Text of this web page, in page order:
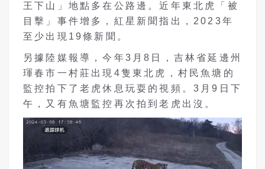
王下山」地點多在公路邊。近年東北虎「被
目擊」事件增多，紅星新聞指出，2023年
至少出現19條新聞。
另據陸媒報導，今年3月8日，吉林省延邊州
琿春市一村莊出現4隻東北虎，村民魚塘的
監控拍下了老虎休息玩耍的視頻。3月9日下
午，又有魚塘監控再次拍到老虎出沒。